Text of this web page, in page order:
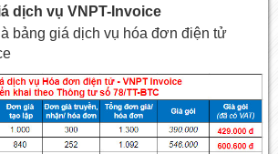
dịch vụ VNPT-Invoice
bảng giá dịch vụ hóa đơn điện tử